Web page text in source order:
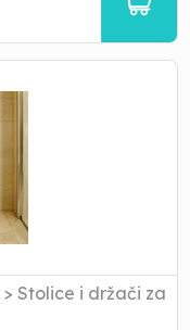
> Stolice i držači za